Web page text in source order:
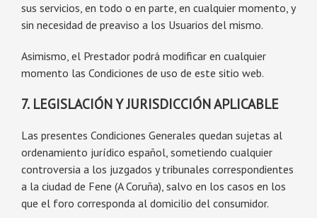
sus servicios, en todo o en parte, en cualquier momento, y
sin necesidad de preaviso a los Usuarios del mismo.
Asimismo, el Prestador podrá modificar en cualquier
momento las Condiciones de uso de este sitio web.
7. LEGISLACIÓN Y JURISDICCIÓN APLICABLE
Las presentes Condiciones Generales quedan sujetas al
ordenamiento jurídico español, sometiendo cualquier
controversia a los juzgados y tribunales correspondientes
a la ciudad de Fene (A Coruña), salvo en los casos en los
que el foro corresponda al domicilio del consumidor.